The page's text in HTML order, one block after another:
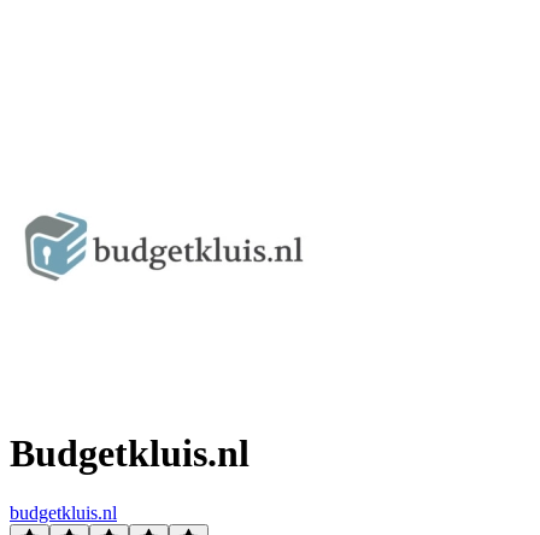
Budgetkluis.nl
budgetkluis.nl